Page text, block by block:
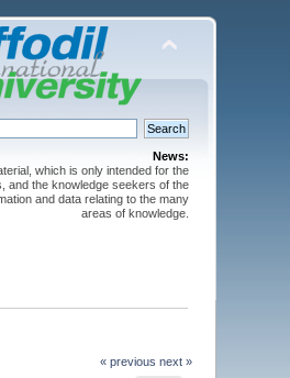
News:
which is only intended for the
and the knowledge seekers of the
and data relating to the many
areas of knowledge.
« previous next »